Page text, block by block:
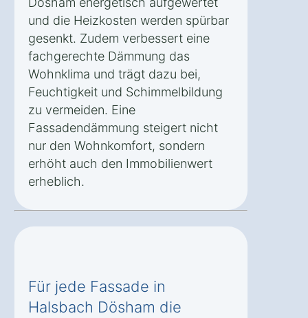
und die Heizkosten werden spürbar
gesenkt. Zudem verbessert eine
fachgerechte Dämmung das
Wohnklima und trägt dazu bei,
Feuchtigkeit und Schimmelbildung
zu vermeiden. Eine
Fassadendämmung steigert nicht
nur den Wohnkomfort, sondern
erhöht auch den Immobilienwert
erheblich.
Für jede Fassade in
Halsbach Dösham die